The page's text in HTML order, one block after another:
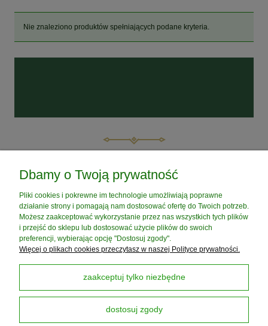
Nie znaleziono produktów spełniających podane kryteria.
MOJE KONTO
PŁATNOŚCI I DOSTAWA
INFORMACJE
O NAS
Dbamy o Twoją prywatność
Pliki cookies i pokrewne im technologie umożliwiają poprawne
działanie strony i pomagają nam dostosować ofertę do Twoich potrzeb.
Możesz zaakceptować wykorzystanie przez nas wszystkich tych plików
i przejść do sklepu lub dostosować użycie plików do swoich
preferencji, wybierając opcję "Dostosuj zgody".
Więcej o plikach cookies przeczytasz w naszej Polityce prywatności.
zaakceptuj tylko niezbędne
dostosuj zgody